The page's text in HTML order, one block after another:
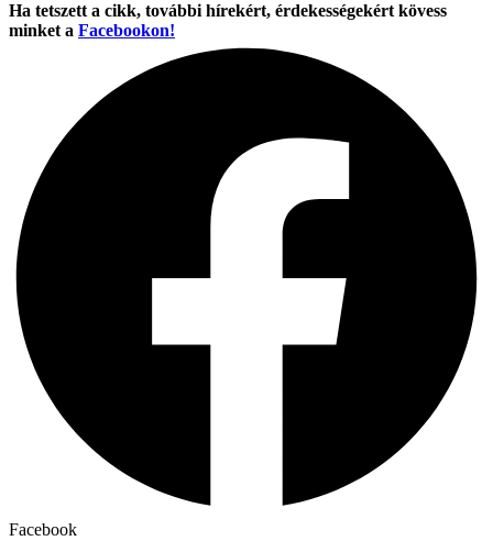
Ha tetszett a cikk, további hírekért, érdekességekért kövess
minket a Facebookon!
Facebook